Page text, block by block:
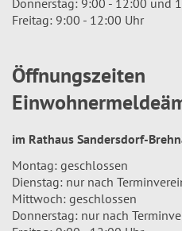
Freitag: 9:00 - 12:00 Uhr
Öffnungszeiten
im Rathaus Sandersdorf-
Montag: geschlossen
Dienstag: nur nach
Mittwoch: geschlossen
Donnerstag: nur nach